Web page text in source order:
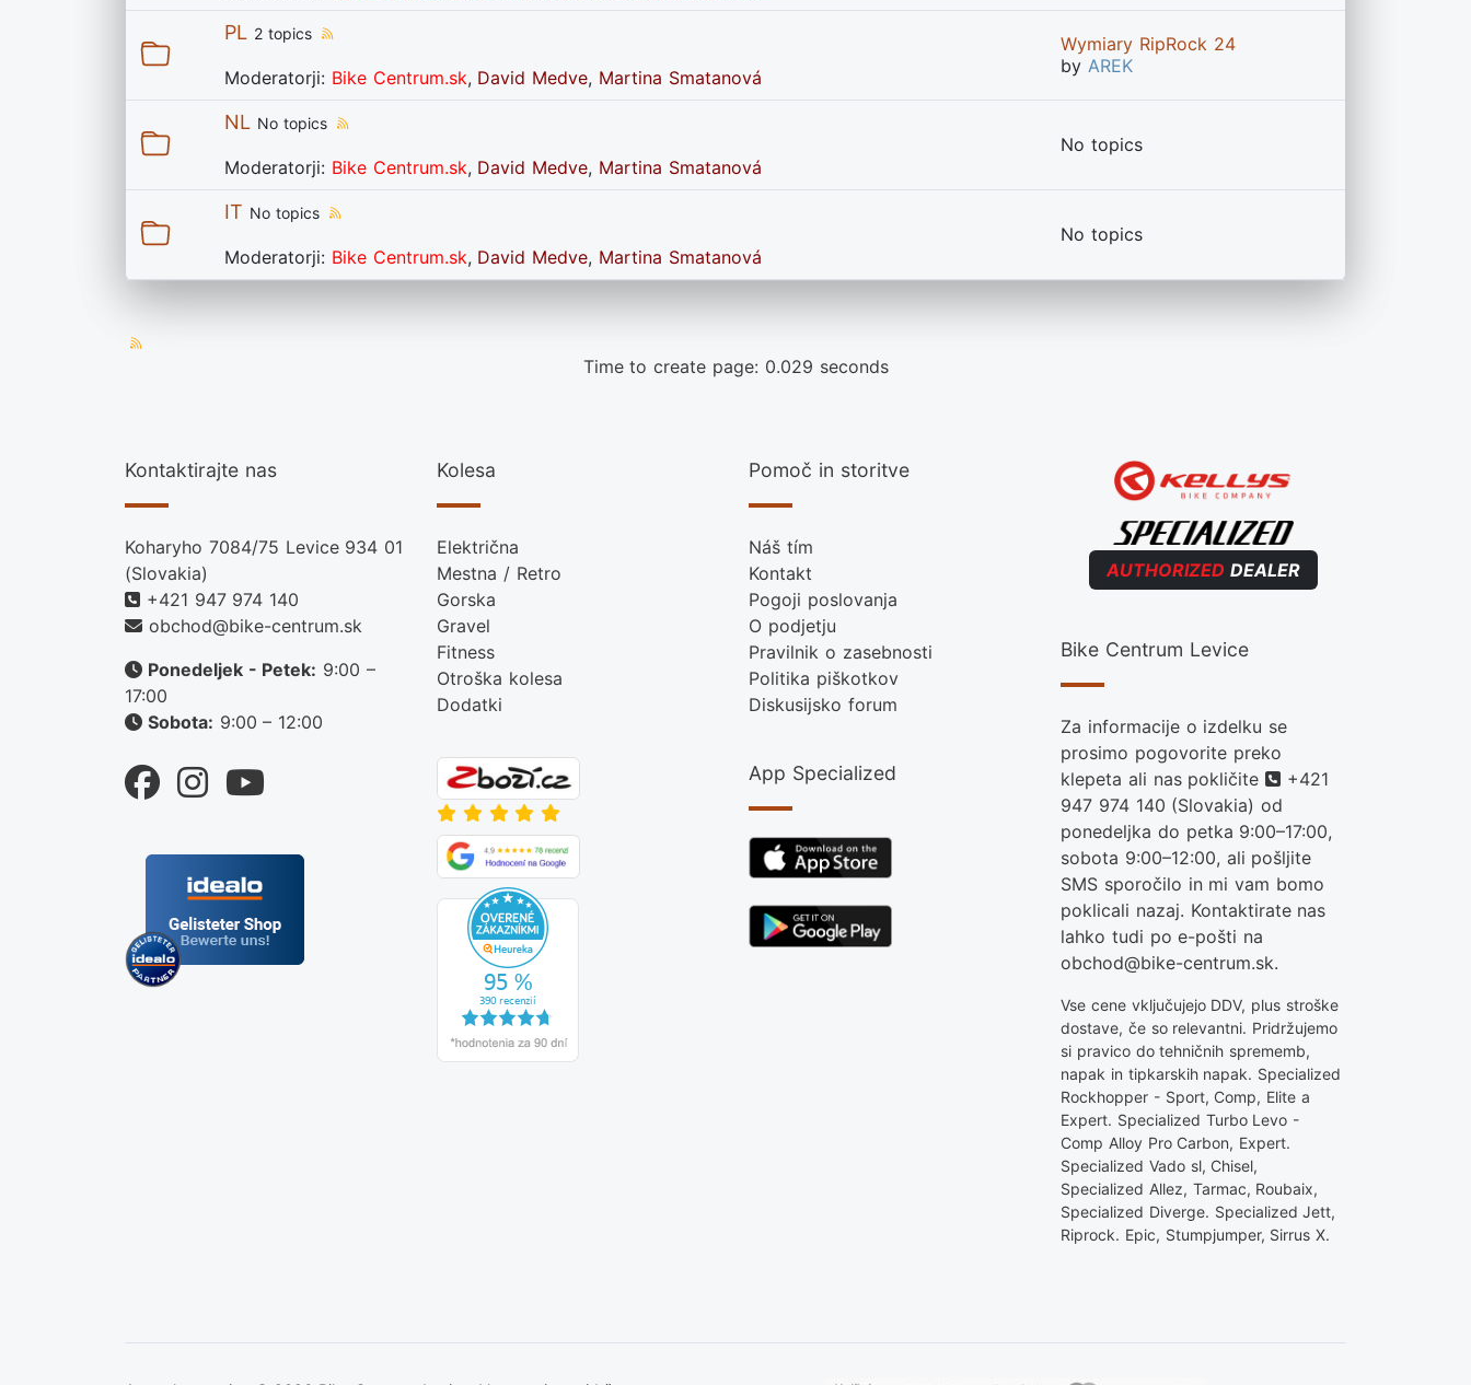
PL 2 topics
Moderatorji: Bike Centrum.sk, David Medve, Martina Smatanová
Wymiary RipRock 24
by AREK
NL No topics
Moderatorji: Bike Centrum.sk, David Medve, Martina Smatanová
No topics
IT No topics
Moderatorji: Bike Centrum.sk, David Medve, Martina Smatanová
No topics
Time to create page: 0.029 seconds
Kontaktirajte nas
Koharyho 7084/75 Levice 934 01
(Slovakia)
+421 947 974 140
obchod@bike-centrum.sk
Ponedeljek - Petek: 9:00 –
17:00
Sobota: 9:00 – 12:00
Kolesa
Električna
Mestna / Retro
Gorska
Gravel
Fitness
Otroška kolesa
Dodatki
Pomoč in storitve
Náš tím
Kontakt
Pogoji poslovanja
O podjetju
Pravilnik o zasebnosti
Politika piškotkov
Diskusijsko forum
App Specialized
AUTHORIZED DEALER
Bike Centrum Levice
Za informacije o izdelku se
prosimo pogovorite preko
klepeta ali nas pokličite
Telefon
+421
947 974 140 (Slovakia) od
ponedeljka do petka 9:00–17:00,
sobota 9:00–12:00, ali pošljite
SMS sporočilo in mi vam bomo
poklicali nazaj. Kontaktirate nas
lahko tudi po e-pošti na
obchod@bike-centrum.sk.
Vse cene vključujejo DDV, plus stroške
dostave, če so relevantni. Pridržujemo
si pravico do tehničnih sprememb,
napak in tipkarskih napak. Specialized
Rockhopper - Sport, Comp, Elite a
Expert. Specialized Turbo Levo -
Comp Alloy Pro Carbon, Expert.
Specialized Vado sl, Chisel,
Specialized Allez, Tarmac, Roubaix,
Specialized Diverge. Specialized Jett,
Riprock. Epic, Stumpjumper, Sirrus X.